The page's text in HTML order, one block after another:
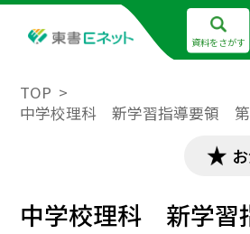
資料をさがす
TOP
中学校理科 新学習指導要領 第
中学校理科 新学習